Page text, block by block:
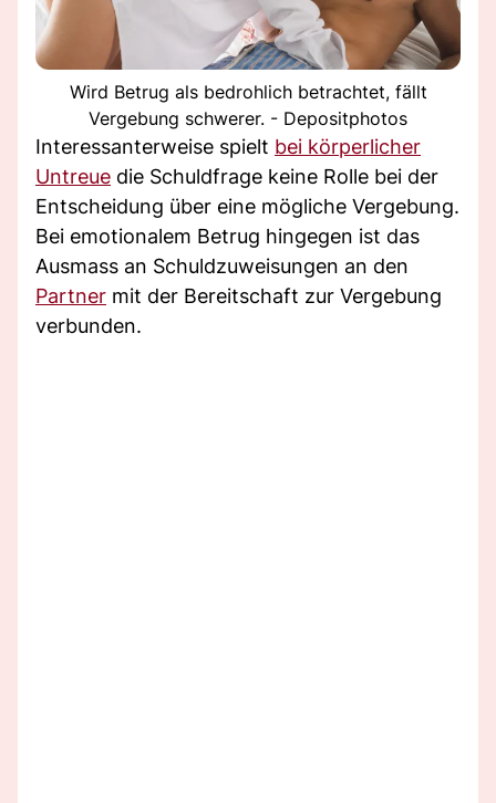
Wird Betrug als bedrohlich betrachtet, fällt
Vergebung schwerer. - Depositphotos
Interessanterweise spielt bei körperlicher
Untreue die Schuldfrage keine Rolle bei der
Entscheidung über eine mögliche Vergebung.
Bei emotionalem Betrug hingegen ist das
Ausmass an Schuldzuweisungen an den
Partner mit der Bereitschaft zur Vergebung
verbunden.